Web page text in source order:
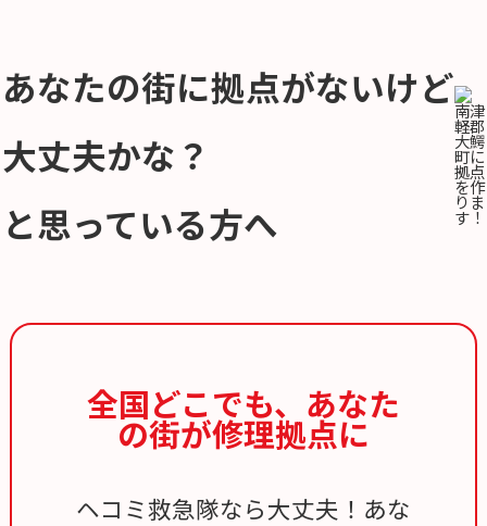
あなたの街に拠点がないけど
大丈夫かな？
と思っている方へ
全国どこでも、 あなた
の街が修理拠点に
ヘコミ救急隊なら大丈夫！あな